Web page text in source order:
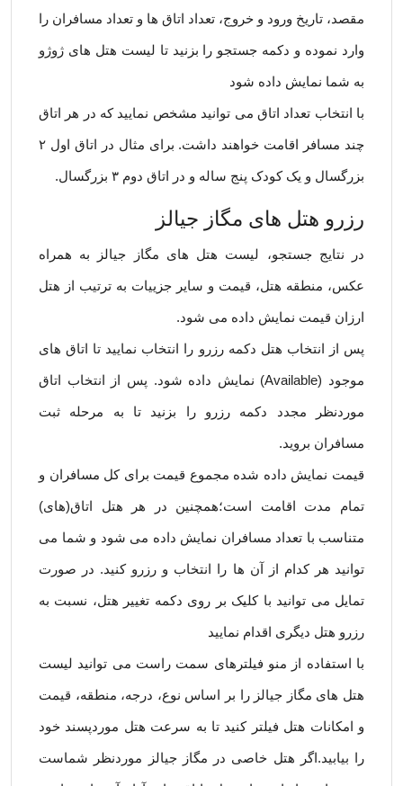
مقصد، تاریخ ورود و خروج، تعداد اتاق ها و تعداد مسافران را
وارد نموده و دکمه جستجو را بزنید تا لیست هتل های ژوژو
به شما نمایش داده شود
با انتخاب تعداد اتاق می توانید مشخص نمایید که در هر اتاق
چند مسافر اقامت خواهند داشت. برای مثال در اتاق اول ۲
بزرگسال و یک کودک پنج ساله و در اتاق دوم ۳ بزرگسال.
رزرو هتل های مگاز جیالز
در نتایج جستجو، لیست هتل های مگاز جیالز به همراه
عکس، منطقه هتل، قیمت و سایر جزییات به ترتیب از هتل
ارزان قیمت نمایش داده می شود.
پس از انتخاب هتل دکمه رزرو را انتخاب نمایید تا اتاق های
موجود (Available) نمایش داده شود. پس از انتخاب اتاق
موردنظر مجدد دکمه رزرو را بزنید تا به مرحله ثبت
مسافران بروید.
قیمت نمایش داده شده مجموع قیمت برای کل مسافران و
تمام مدت اقامت است؛همچنین در هر هتل اتاق(های)
متناسب با تعداد مسافران نمایش داده می شود و شما می
توانید هر کدام از آن ها را انتخاب و رزرو کنید. در صورت
تمایل می توانید با کلیک بر روی دکمه تغییر هتل، نسبت به
رزرو هتل دیگری اقدام نمایید
با استفاده از منو فیلترهای سمت راست می توانید لیست
هتل های مگاز جیالز را بر اساس نوع، درجه، منطقه، قیمت
و امکانات هتل فیلتر کنید تا به سرعت هتل موردپسند خود
را بیابید.اگر هتل خاصی در مگاز جیالز موردنظر شماست